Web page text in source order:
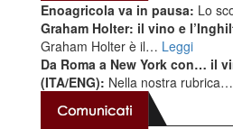
Enoagricola va in pausa: Lo
Graham Holter: il vino e
Graham Holter è il… Leggi
Da Roma a New York con… il
(ITA/ENG): Nella nostra rubrica…